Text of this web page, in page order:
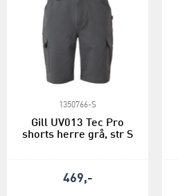
1350766-S
Gill UV013 Tec Pro
shorts herre grå, str S
469,-